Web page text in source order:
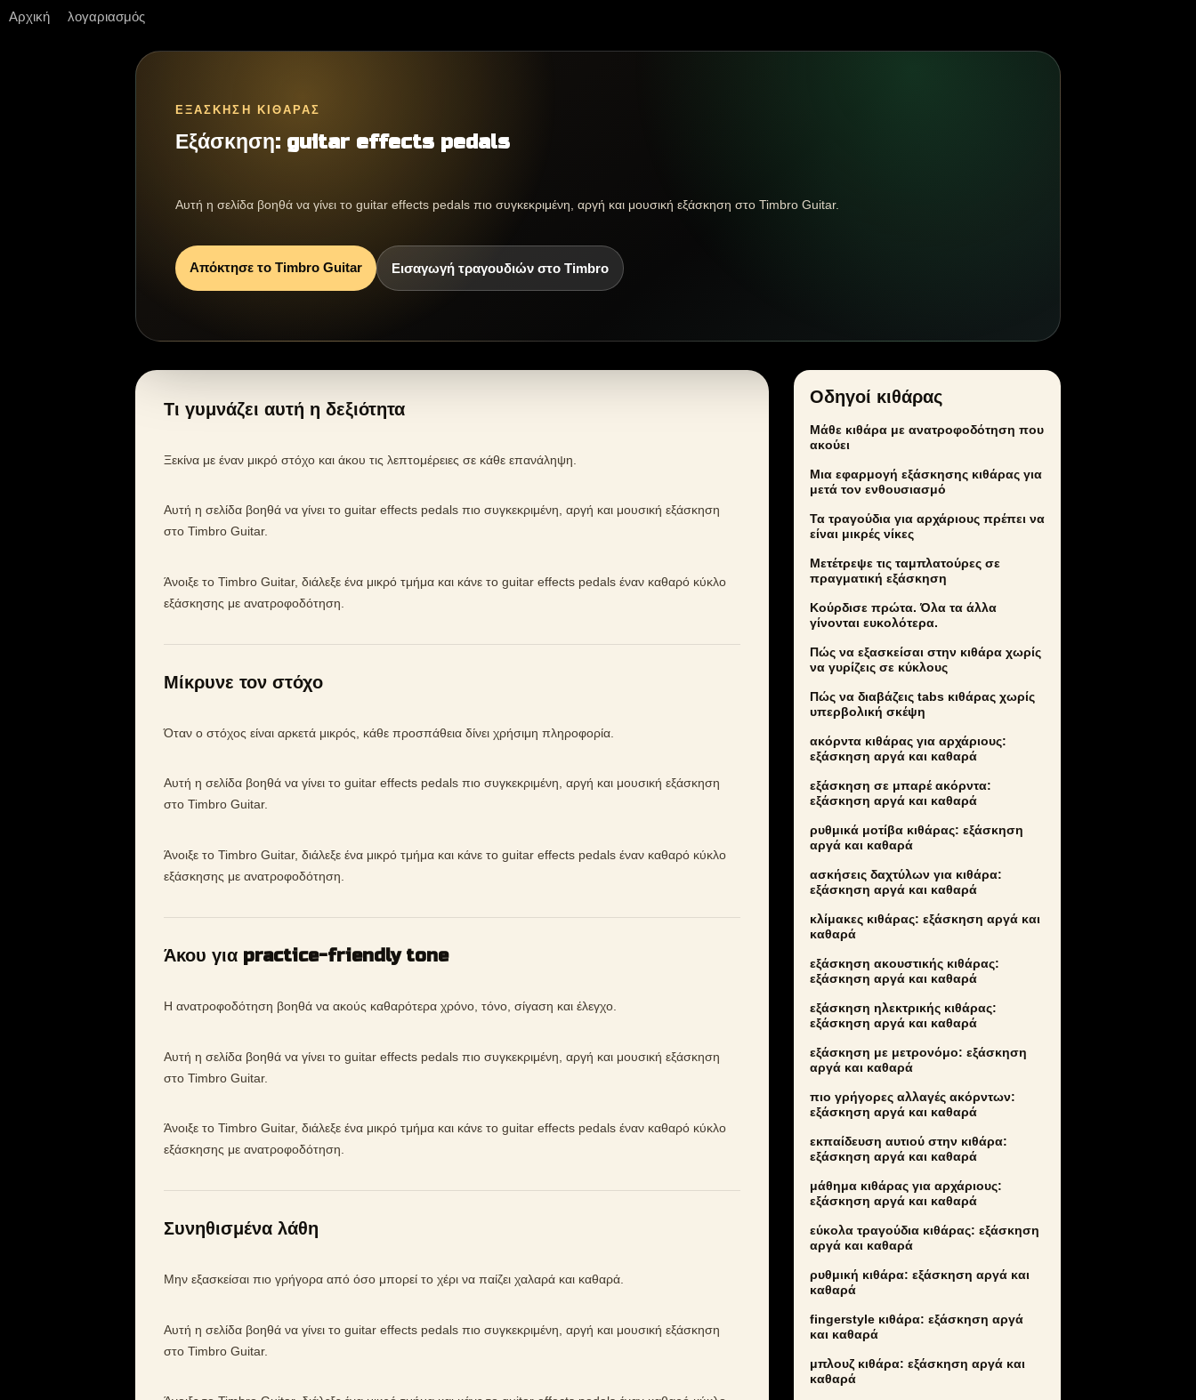
Αρχική λογαριασμός
ΕΞΆΣΚΗΣΗ ΚΙΘΆΡΑΣ
Εξάσκηση: guitar effects pedals
Αυτή η σελίδα βοηθά να γίνει το guitar effects pedals πιο συγκεκριμένη, αργή και μουσική εξάσκηση στο Timbro Guitar.
Απόκτησε το Timbro Guitar Εισαγωγή τραγουδιών στο Timbro
Τι γυμνάζει αυτή η δεξιότητα
Ξεκίνα με έναν μικρό στόχο και άκου τις λεπτομέρειες σε κάθε επανάληψη.
Αυτή η σελίδα βοηθά να γίνει το guitar effects pedals πιο συγκεκριμένη, αργή και μουσική εξάσκηση
στο Timbro Guitar.
Άνοιξε το Timbro Guitar, διάλεξε ένα μικρό τμήμα και κάνε το guitar effects pedals έναν καθαρό κύκλο
εξάσκησης με ανατροφοδότηση.
Μίκρυνε τον στόχο
Όταν ο στόχος είναι αρκετά μικρός, κάθε προσπάθεια δίνει χρήσιμη πληροφορία.
Αυτή η σελίδα βοηθά να γίνει το guitar effects pedals πιο συγκεκριμένη, αργή και μουσική εξάσκηση
στο Timbro Guitar.
Άνοιξε το Timbro Guitar, διάλεξε ένα μικρό τμήμα και κάνε το guitar effects pedals έναν καθαρό κύκλο
εξάσκησης με ανατροφοδότηση.
Άκου για practice-friendly tone
Η ανατροφοδότηση βοηθά να ακούς καθαρότερα χρόνο, τόνο, σίγαση και έλεγχο.
Αυτή η σελίδα βοηθά να γίνει το guitar effects pedals πιο συγκεκριμένη, αργή και μουσική εξάσκηση
στο Timbro Guitar.
Άνοιξε το Timbro Guitar, διάλεξε ένα μικρό τμήμα και κάνε το guitar effects pedals έναν καθαρό κύκλο
εξάσκησης με ανατροφοδότηση.
Συνηθισμένα λάθη
Μην εξασκείσαι πιο γρήγορα από όσο μπορεί το χέρι να παίζει χαλαρά και καθαρά.
Αυτή η σελίδα βοηθά να γίνει το guitar effects pedals πιο συγκεκριμένη, αργή και μουσική εξάσκηση
στο Timbro Guitar.
Οδηγοί κιθάρας
Μάθε κιθάρα με ανατροφοδότηση που
ακούει
Μια εφαρμογή εξάσκησης κιθάρας για
μετά τον ενθουσιασμό
Τα τραγούδια για αρχάριους πρέπει να
είναι μικρές νίκες
Μετέτρεψε τις ταμπλατούρες σε
πραγματική εξάσκηση
Κούρδισε πρώτα. Όλα τα άλλα
γίνονται ευκολότερα.
Πώς να εξασκείσαι στην κιθάρα χωρίς
να γυρίζεις σε κύκλους
Πώς να διαβάζεις tabs κιθάρας χωρίς
υπερβολική σκέψη
ακόρντα κιθάρας για αρχάριους:
εξάσκηση αργά και καθαρά
εξάσκηση σε μπαρέ ακόρντα:
εξάσκηση αργά και καθαρά
ρυθμικά μοτίβα κιθάρας: εξάσκηση
αργά και καθαρά
ασκήσεις δαχτύλων για κιθάρα:
εξάσκηση αργά και καθαρά
κλίμακες κιθάρας: εξάσκηση αργά και
καθαρά
εξάσκηση ακουστικής κιθάρας:
εξάσκηση αργά και καθαρά
εξάσκηση ηλεκτρικής κιθάρας:
εξάσκηση αργά και καθαρά
εξάσκηση με μετρονόμο: εξάσκηση
αργά και καθαρά
πιο γρήγορες αλλαγές ακόρντων:
εξάσκηση αργά και καθαρά
εκπαίδευση αυτιού στην κιθάρα:
εξάσκηση αργά και καθαρά
μάθημα κιθάρας για αρχάριους:
εξάσκηση αργά και καθαρά
εύκολα τραγούδια κιθάρας: εξάσκηση
αργά και καθαρά
ρυθμική κιθάρα: εξάσκηση αργά και
καθαρά
fingerstyle κιθάρα: εξάσκηση αργά
και καθαρά
μπλουζ κιθάρα: εξάσκηση αργά και
καθαρά